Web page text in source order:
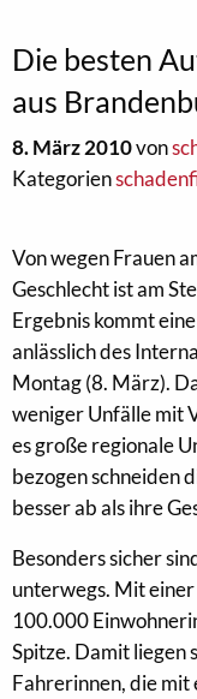
Die besten
aus
8. März 2010von
Kategorien
Von wegen Frauen
Geschlecht ist am
Ergebnis kommt
anlässlich des
Montag (8. März).
weniger Unfälle mit
es große regionale
bezogen schneiden
besser ab als ihre
Besonders sicher
unterwegs. Mit
100.000
Spitze. Damit liegen
Fahrerinnen, die